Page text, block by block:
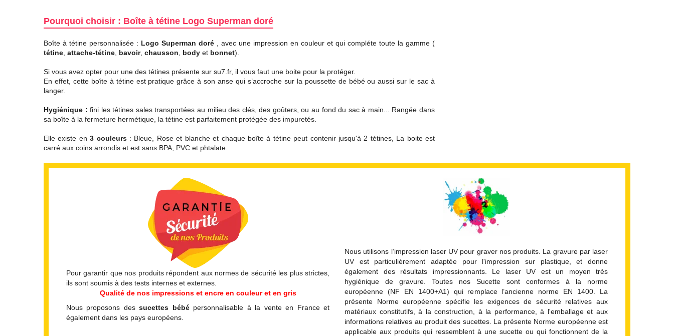
Pourquoi choisir : Boîte à tétine Logo Superman doré
Boîte à tétine personnalisée : Logo Superman doré
, avec une impression en couleur et qui compléte toute la gamme (
tétine attache-tétine bavoir, chausson body et bonnet).
Si vous avez opter pour une des tétines présente sur su7.fr, il vous faut une boite pour la protéger.
En effet, cette boîte à tétine est pratique grâce à son anse qui s’accroche sur la poussette de bébé ou aussi sur le sac à
langer.
Hygiénique : fini les tétines sales transportées au milieu des clés, des goûters, ou au fond du sac à main... Rangée dans
sa boîte à la fermeture hermétique, la tétine est parfaitement protégée des impuretés.
Elle existe en3 couleurs: Bleue, Rose et blanche et chaque boîte à tétine peut contenir jusqu'à 2 tétines, La boite est
carré aux coins arrondis et est sans BPA, PVC et phtalate.
Pour garantir que nos produits répondent aux normes de sécurité les plus strictes,
ils sont soumis à des tests internes et externes.
Qualité de nos impressions et encre en couleur et en gris
Nous proposons dessucettes bébépersonnalisable à la vente en France et
également dans les pays européens.
Nous utilisons l’impression laser UV pour graver nos produits. La gravure par laser
UV est particulièrement adaptée pour l'impression sur plastique, et donne
également des résultats impressionnants. Le laser UV est un moyen très
hygiénique de gravure. Toutes nos Sucette sont conformes à la norme
européenne (NF EN 1400+A1) qui remplace l’ancienne norme EN 1400. La
présente Norme européenne spécifie les exigences de sécurité relatives aux
matériaux constitutifs, à la construction, à la performance, à l'emballage et aux
informations relatives au produit des sucettes. La présente Norme européenne est
applicable aux produits qui ressemblent à une sucette ou qui fonctionnent de la